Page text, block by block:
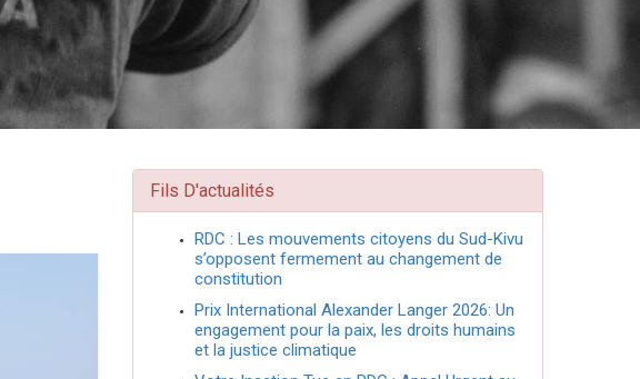
Fils D'actualités
RDC : Les mouvements citoyens du Sud-Kivu
s’opposent fermement au changement de
constitution
Prix International Alexander Langer 2026: Un
engagement pour la paix, les droits humains
et la justice climatique